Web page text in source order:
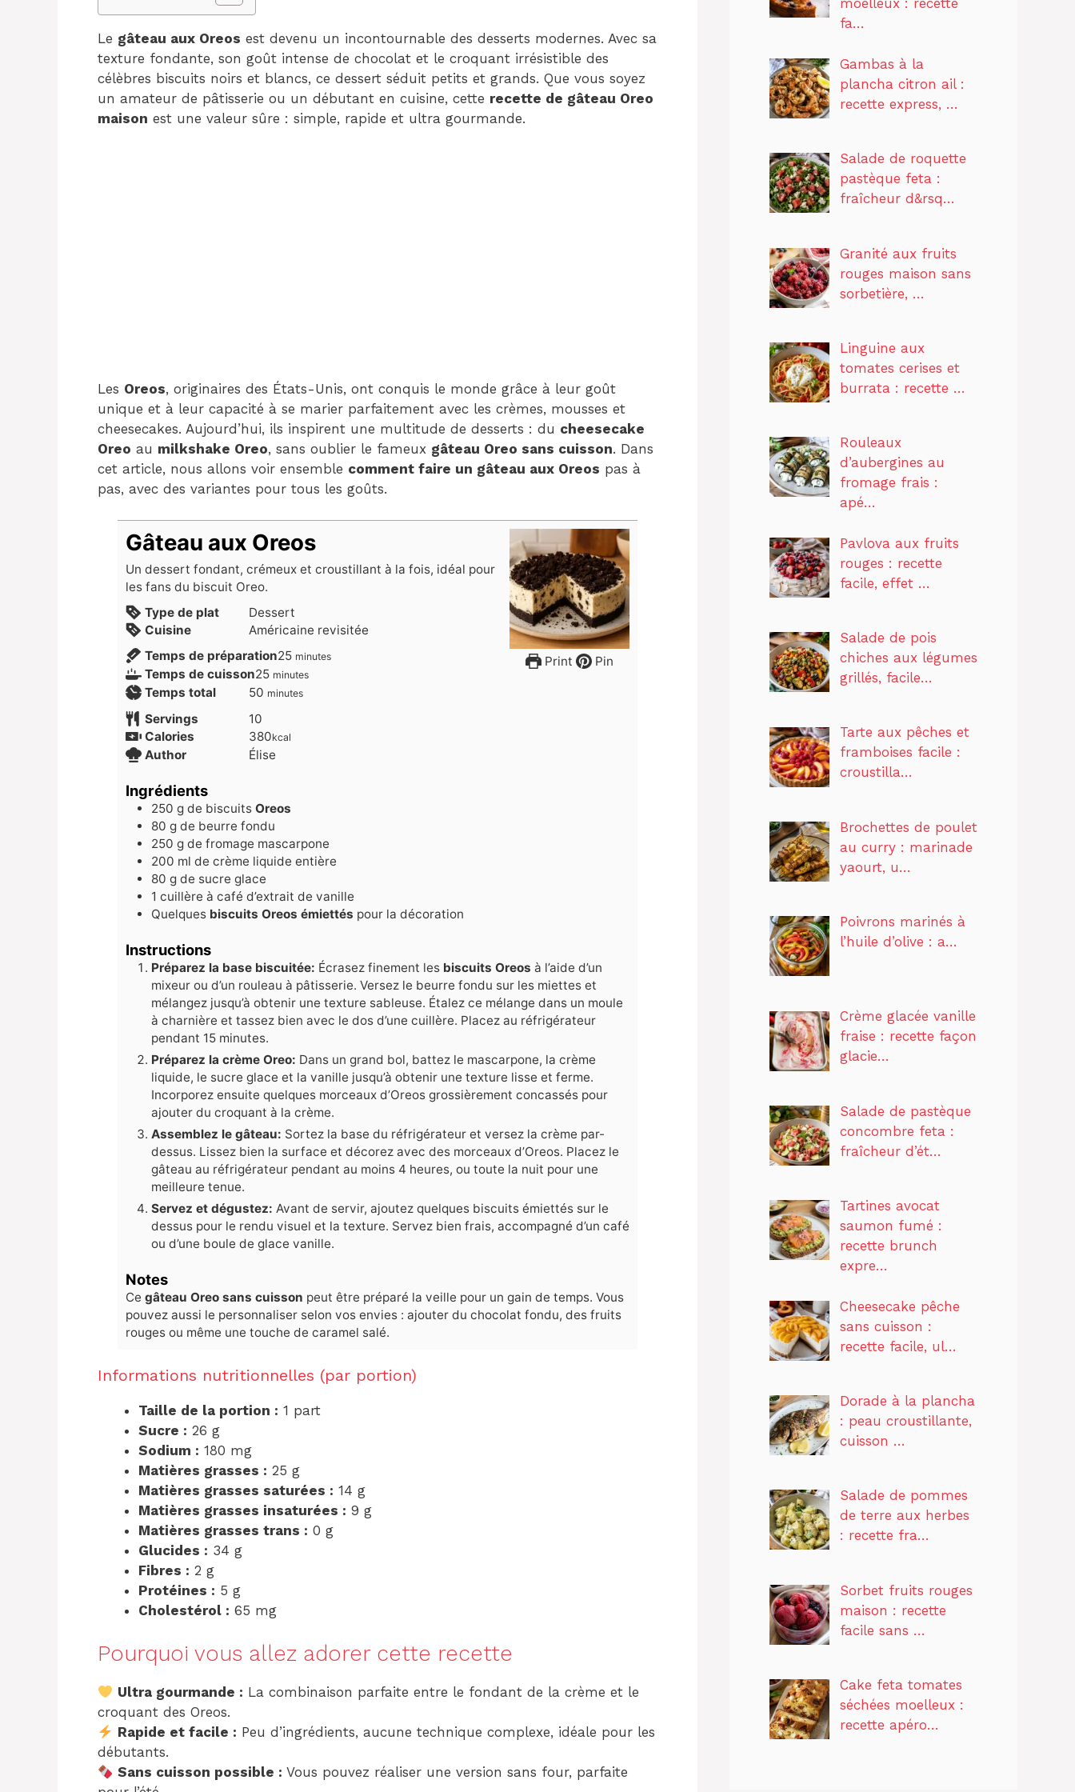
Le gâteau aux Oreos est devenu un incontournable des desserts modernes. Avec sa
texture fondante, son goût intense de chocolat et le croquant irrésistible des
célèbres biscuits noirs et blancs, ce dessert séduit petits et grands. Que vous soyez
un amateur de pâtisserie ou un débutant en cuisine, cette recette de gâteau Oreo
maison est une valeur sûre : simple, rapide et ultra gourmande.
Les Oreos, originaires des États-Unis, ont conquis le monde grâce à leur goût
unique et à leur capacité à se marier parfaitement avec les crèmes, mousses et
cheesecakes. Aujourd’hui, ils inspirent une multitude de desserts : du cheesecake
Oreo au milkshake Oreo, sans oublier le fameux gâteau Oreo sans cuisson. Dans
cet article, nous allons voir ensemble comment faire un gâteau aux Oreos pas à
pas, avec des variantes pour tous les goûts.
Print Pin
Gâteau aux Oreos
Un dessert fondant, crémeux et croustillant à la fois, idéal pour
les fans du biscuit Oreo.
Type de plat
Dessert
Cuisine
Américaine revisitée
Temps de préparation25minutes
minutes
Temps de cuisson25minutes
minutes
Temps total 50minutes
minutes
Servings
10
Calories
380kcal
Author Élise
Ingrédients
250 g de biscuits Oreos
80 g de beurre fondu
250 g de fromage mascarpone
200 ml de crème liquide entière
80 g de sucre glace
1 cuillère à café d’extrait de vanille
Quelques biscuits Oreos émiettés pour la décoration
Instructions
Préparez la base biscuitée: Écrasez finement les biscuits Oreos à l’aide d’un
mixeur ou d’un rouleau à pâtisserie. Versez le beurre fondu sur les miettes et
mélangez jusqu’à obtenir une texture sableuse. Étalez ce mélange dans un moule
à charnière et tassez bien avec le dos d’une cuillère. Placez au réfrigérateur
pendant 15 minutes.
Préparez la crème Oreo: Dans un grand bol, battez le mascarpone, la crème
liquide, le sucre glace et la vanille jusqu’à obtenir une texture lisse et ferme.
Incorporez ensuite quelques morceaux d’Oreos grossièrement concassés pour
ajouter du croquant à la crème.
Assemblez le gâteau: Sortez la base du réfrigérateur et versez la crème par-
dessus. Lissez bien la surface et décorez avec des morceaux d’Oreos. Placez le
gâteau au réfrigérateur pendant au moins 4 heures, ou toute la nuit pour une
meilleure tenue.
Servez et dégustez: Avant de servir, ajoutez quelques biscuits émiettés sur le
dessus pour le rendu visuel et la texture. Servez bien frais, accompagné d’un café
ou d’une boule de glace vanille.
Notes
Ce gâteau Oreo sans cuisson peut être préparé la veille pour un gain de temps. Vous
pouvez aussi le personnaliser selon vos envies : ajouter du chocolat fondu, des fruits
rouges ou même une touche de caramel salé.
Informations nutritionnelles (par portion)
Taille de la portion : 1 part
Sucre : 26 g
Sodium : 180 mg
Matières grasses : 25 g
Matières grasses saturées : 14 g
Matières grasses insaturées : 9 g
Matières grasses trans : 0 g
Glucides : 34 g
Fibres : 2 g
Protéines : 5 g
Cholestérol : 65 mg
Pourquoi vous allez adorer cette recette
Ultra gourmande : La combinaison parfaite entre le fondant de la crème et le
croquant des Oreos.
Rapide et facile : Peu d’ingrédients, aucune technique complexe, idéale pour les
débutants.
Sans cuisson possible : Vous pouvez réaliser une version sans four, parfaite
moelleux : recette
fa…
Gambas à la
plancha citron ail :
recette express, …
Salade de roquette
pastèque feta :
fraîcheur d&rsq…
Granité aux fruits
rouges maison sans
sorbetière, …
Linguine aux
tomates cerises et
burrata : recette …
Rouleaux
d’aubergines au
fromage frais :
apé…
Pavlova aux fruits
rouges : recette
facile, effet …
Salade de pois
chiches aux légumes
grillés, facile…
Tarte aux pêches et
framboises facile :
croustilla…
Brochettes de poulet
au curry : marinade
yaourt, u…
Poivrons marinés à
l’huile d’olive : a…
Crème glacée vanille
fraise : recette façon
glacie…
Salade de pastèque
concombre feta :
fraîcheur d’ét…
Tartines avocat
saumon fumé :
recette brunch
expre…
Cheesecake pêche
sans cuisson :
recette facile, ul…
Dorade à la plancha
: peau croustillante,
cuisson …
Salade de pommes
de terre aux herbes
: recette fra…
Sorbet fruits rouges
maison : recette
facile sans …
Cake feta tomates
séchées moelleux :
recette apéro…